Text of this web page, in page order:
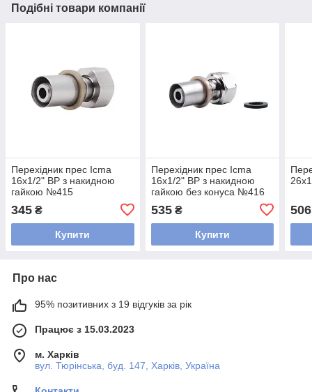
Подібні товари компанії
Перехідник прес Icma
16х1/2" ВР з накидною
гайкою №415
345 ₴
Купити
Перехідник прес Icma
16х1/2" ВР з накидною
гайкою без конуса №416
535₴
Купити
506
Про нас
95% позитивних з 19 відгуків за рік
Працює з 15.03.2023
м. Харків
вул. Тюрінська, буд. 147, Харків, Україна